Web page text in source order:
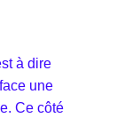
à dire
une
Ce côté